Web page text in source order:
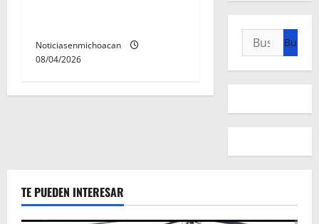
Noticiasenmichoacan
08/04/2026
Buscar:
TE PUEDEN INTERESAR